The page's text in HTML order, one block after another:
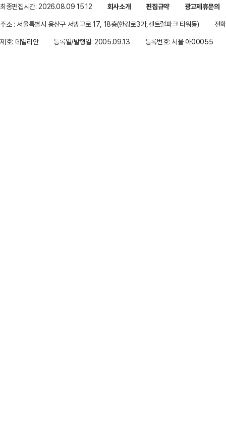
최종편집시간: 2026.08.09 15:12 회사소개 편집규약
광고제휴문의
주소 : 서울특별시 용산구 서빙고로 17, 18층(한강로3가,센트럴파크 타워동)
전
제호: 데일리안
등록일/발행일: 2005.09.13 등록번호: 서울 아00055